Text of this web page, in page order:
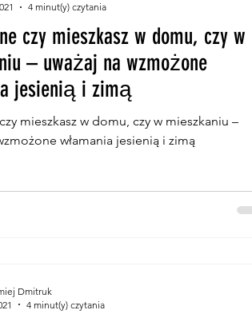
czy mieszkasz w domu, czy w
– uważaj na wzmożone
jesienią i zimą
mieszkasz w domu, czy w mieszkaniu –
włamania jesienią i zimą
4 minut(y) czytania
Dmitruk
4 minut(y) czytania